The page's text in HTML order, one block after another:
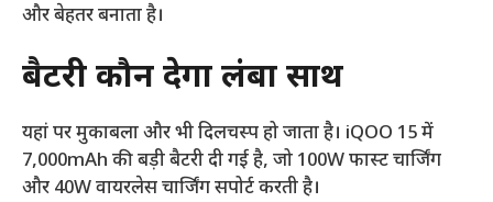
और बेहतर बनाता है।
बैटरी कौन देगा लंबा साथ
यहां पर मुकाबला और भी दिलचस्प हो जाता है। iQOO 15 में
7,000mAh की बड़ी बैटरी दी गई है, जो 100W फास्ट चार्जिंग
और 40W वायरलेस चार्जिंग सपोर्ट करती है।